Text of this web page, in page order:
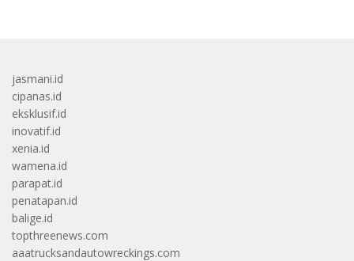
jasmani.id
cipanas.id
eksklusif.id
inovatif.id
xenia.id
wamena.id
parapat.id
penatapan.id
balige.id
topthreenews.com
aaatrucksandautowreckings.com